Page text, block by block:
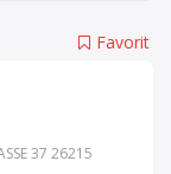
Favorit
37 26215